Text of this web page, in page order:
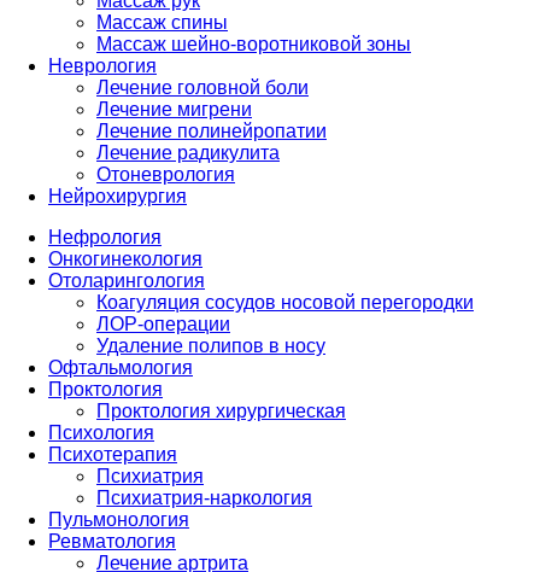
Массаж спины
Массаж шейно-воротниковой зоны
Неврология
Лечение головной боли
Лечение мигрени
Лечение полинейропатии
Лечение радикулита
Отоневрология
Нейрохирургия
Нефрология
Онкогинекология
Отоларингология
Коагуляция сосудов носовой перегородки
ЛОР-операции
Удаление полипов в носу
Офтальмология
Проктология
Проктология хирургическая
Психология
Психотерапия
Психиатрия
Психиатрия-наркология
Пульмонология
Ревматология
Лечение артрита